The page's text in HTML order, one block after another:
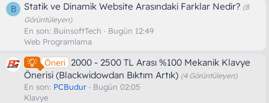
B Statik ve Dinamik Website Arasındaki Farklar Nedir? (8
Görüntüleyen)
En son: BuinsoftTech
Bugün 12:49
Web Programlama
Öneri
2000 - 2500 TL Arası %100 Mekanik Klavye
Önerisi (Blackwidowdan Bıktım Artık) (4 Görüntüleyen)
En son: PCBudur
Bugün 02:05
Klavye